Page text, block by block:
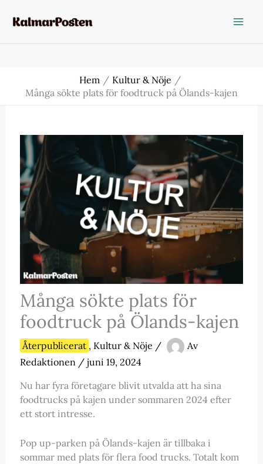
Hem
Kultur & Nöje
Många sökte plats för foodtruck på Ölands-kajen
Många sökte plats för
foodtruck på Ölands-kajen
Återpublicerat , Kultur & Nöje /
Av
Redaktionen / juni 19, 2024
Nu har fyra företagare blivit utvalda att ha sina
foodtrucks på kajen under sommaren 2024 efter
ett stort intresse.
Pop up-parken på Ölands-kajen är tillbaka i
sommar med plats för flera food trucks. Totalt kom